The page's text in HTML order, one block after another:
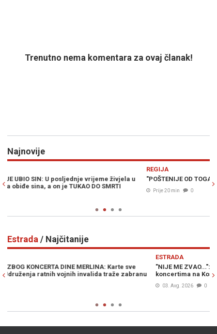
Trenutno nema komentara za ovaj članak!
Najnovije
"POŠTENIJE OD TOGA NE MOŽE": Vučić najavio ostavku i izbore
Estrada/ Najčitanije
"NIJE ME ZVAO...": Željko Joksimović progovorio o Merlinu i
koncertima na Koševu, pa mu uputio ove riječi